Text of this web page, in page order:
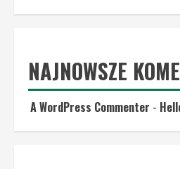
NAJNOWSZE
A WordPress Commenter -